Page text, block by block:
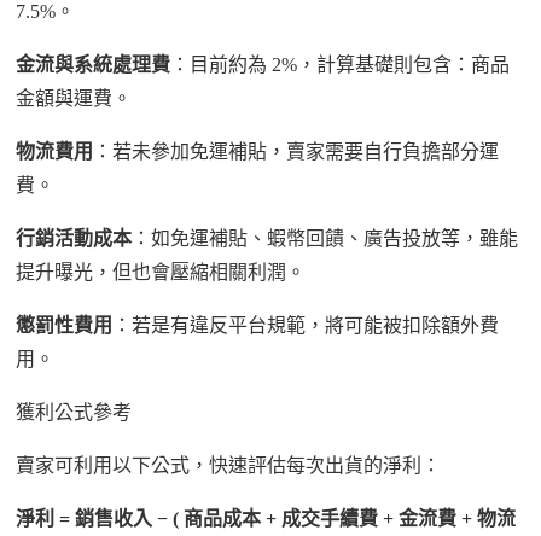
7.5% 。
金流與系統處理費 ：目前約為 2% ，計算基礎則包含 ： 商品
金額與運費。
物流費用 ：若未參加免運補貼，賣家需要自行負擔部分運
費。
行銷活動成本 ：如免運補貼、蝦幣回饋、廣告投放等，雖能
提升曝光，但也會壓縮相關利潤。
懲罰性費用 ：若是有違反平台規範，將可能被扣除額外費
用。
獲利公式參考
賣家可利 用以下公式 ，快速評估每次出貨的淨利：
淨利 = 銷售收入 − ( 商品成本 + 成交手續費 + 金流費 + 物流